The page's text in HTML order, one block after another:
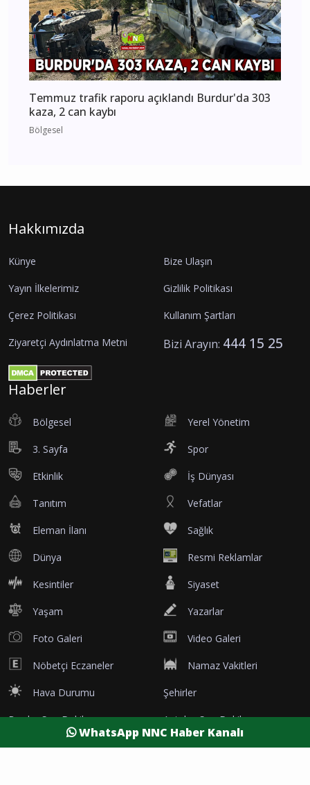
Temmuz trafik raporu açıklandı Burdur'da 303
kaza, 2 can kaybı
Bölgesel
Hakkımızda
Künye Bize Ulaşın
Yayın İlkelerimiz Gizlilik Politikası
Çerez Politikası Kullanım Şartları
Ziyaretçi Aydınlatma Metni Bizi Arayın: 444 15 25
Haberler
Bölgesel Yerel Yönetim
3. Sayfa Spor
Etkinlik İş Dünyası
Tanıtım Vefatlar
Eleman İlanı Sağlık
Dünya Resmi Reklamlar
Kesintiler Siyaset
Yaşam Yazarlar
Foto Galeri Video Galeri
Nöbetçi Eczaneler Namaz Vakitleri
Hava Durumu Şehirler
Burdur Son Dakika Antalya Son Dakika
Afyon Son Dakika Isparta Son Dakika
WhatsApp NNC Haber Kanalı